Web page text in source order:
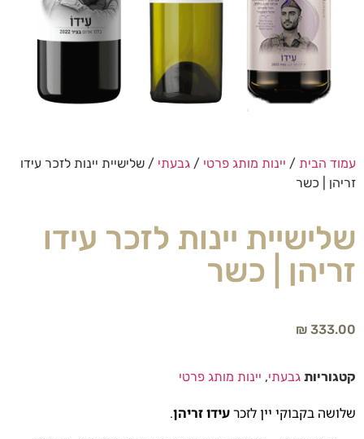
עמוד הבית / יינות מותג פרטי / גבעתי / שלישיית יינות לזכר עידו
זריהן | כשר
שלישיית יינות לזכר עידו
זריהן | כשר
₪ 333.00
קטגוריות גבעתי, יינות מותג פרטי
שלושה בקבוקי יין לזכרעידו זריהן.